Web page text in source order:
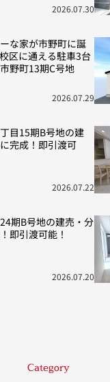
2026.07.30
な家が市野町に誕
区に通える駐車3台
野町13期C号地
2026.07.29
目15期B号地の建
完成！即引渡可
2026.07.22
期B号地の建売・分
即引渡可能！
2026.07.20
Category